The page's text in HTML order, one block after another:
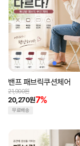
밴프 패브릭쿠션체어
20,270원7%
21,900원
무료배송